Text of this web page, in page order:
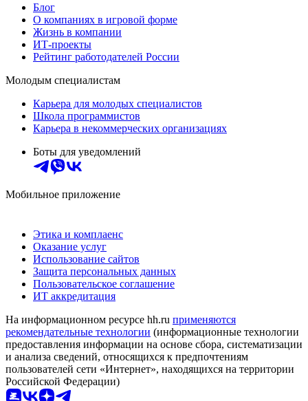
Блог
О компаниях в игровой форме
Жизнь в компании
ИТ-проекты
Рейтинг работодателей России
Молодым специалистам
Карьера для молодых специалистов
Школа программистов
Карьера в некоммерческих организациях
Боты для уведомлений
Мобильное приложение
Этика и комплаенс
Оказание услуг
Использование сайтов
Защита персональных данных
Пользовательское соглашение
ИТ аккредитация
На информационном ресурсе hh.ru применяются
рекомендательные технологии (информационные технологии
предоставления информации на основе сбора, систематизации
и анализа сведений, относящихся к предпочтениям
пользователей сети «Интернет», находящихся на территории
Российской Федерации)